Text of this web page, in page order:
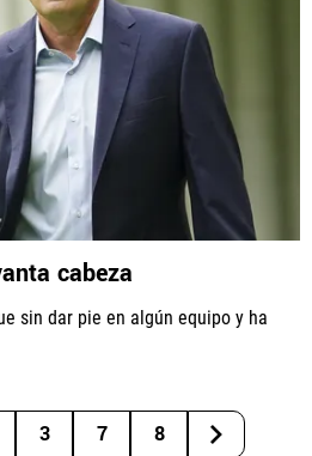
cabeza
sin dar pie en algún equipo y ha
3 7 8